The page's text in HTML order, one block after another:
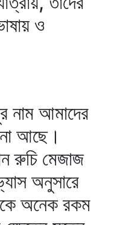
ও
নাম আমাদের
আছে।
রুচি মেজাজ
অনুসারে
অনেক রকম